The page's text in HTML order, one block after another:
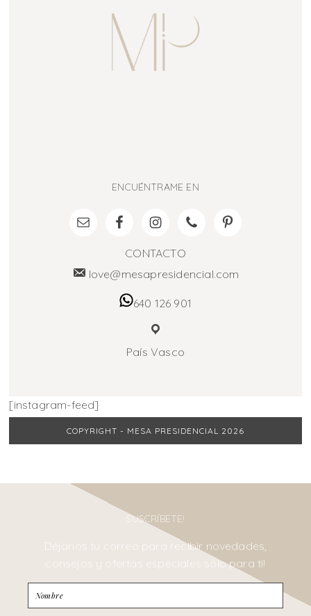
ENCUÉNTRAME EN
CONTACTO
love@mesapresidencial.com
640 126 901
País Vasco
[instagram-feed]
COPYRIGHT - MESA PRESIDENCIAL 2026
SUSCRÍBETE!
Déjanos tu correo para recibir novedades,
consejos y ofertas especiales sólo para ti!